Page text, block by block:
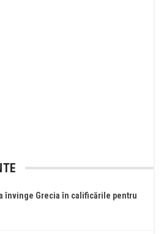
învinge Grecia în calificările pentru